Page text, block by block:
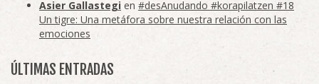
Asier Gallastegi en #desAnudando #korapilatzen #18
Un tigre: Una metáfora sobre nuestra relación con las
emociones
ÚLTIMAS ENTRADAS